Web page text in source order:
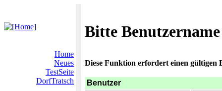
Bitte
Home
Neues
TestSeite
DorfTratsch
Diese Funktion erfordert einen gültigen
Benutzer